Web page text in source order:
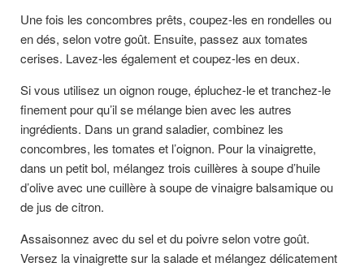
Une fois les concombres prêts, coupez-les en rondelles ou
en dés, selon votre goût. Ensuite, passez aux tomates
cerises. Lavez-les également et coupez-les en deux.
Si vous utilisez un oignon rouge, épluchez-le et tranchez-le
finement pour qu’il se mélange bien avec les autres
ingrédients. Dans un grand saladier, combinez les
concombres, les tomates et l’oignon. Pour la vinaigrette,
dans un petit bol, mélangez trois cuillères à soupe d’huile
d’olive avec une cuillère à soupe de vinaigre balsamique ou
de jus de citron.
Assaisonnez avec du sel et du poivre selon votre goût.
Versez la vinaigrette sur la salade et mélangez délicatement